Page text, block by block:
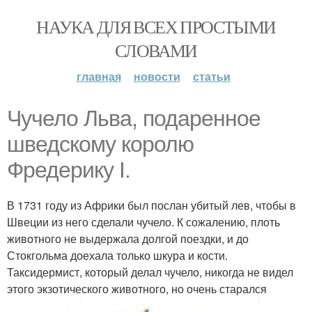
НАУКА ДЛЯ ВСЕХ ПРОСТЫМИ
СЛОВАМИ
главная новости статьи
Чучело Льва, подаренное
шведскому королю
Фредерику I.
В 1731 году из Африки был послан убитый лев, чтобы в
Швеции из него сделали чучело. К сожалению, плоть
животного не выдержала долгой поездки, и до
Стокгольма доехала только шкура и кости.
Таксидермист, который делал чучело, никогда не видел
этого экзотического животного, но очень старался